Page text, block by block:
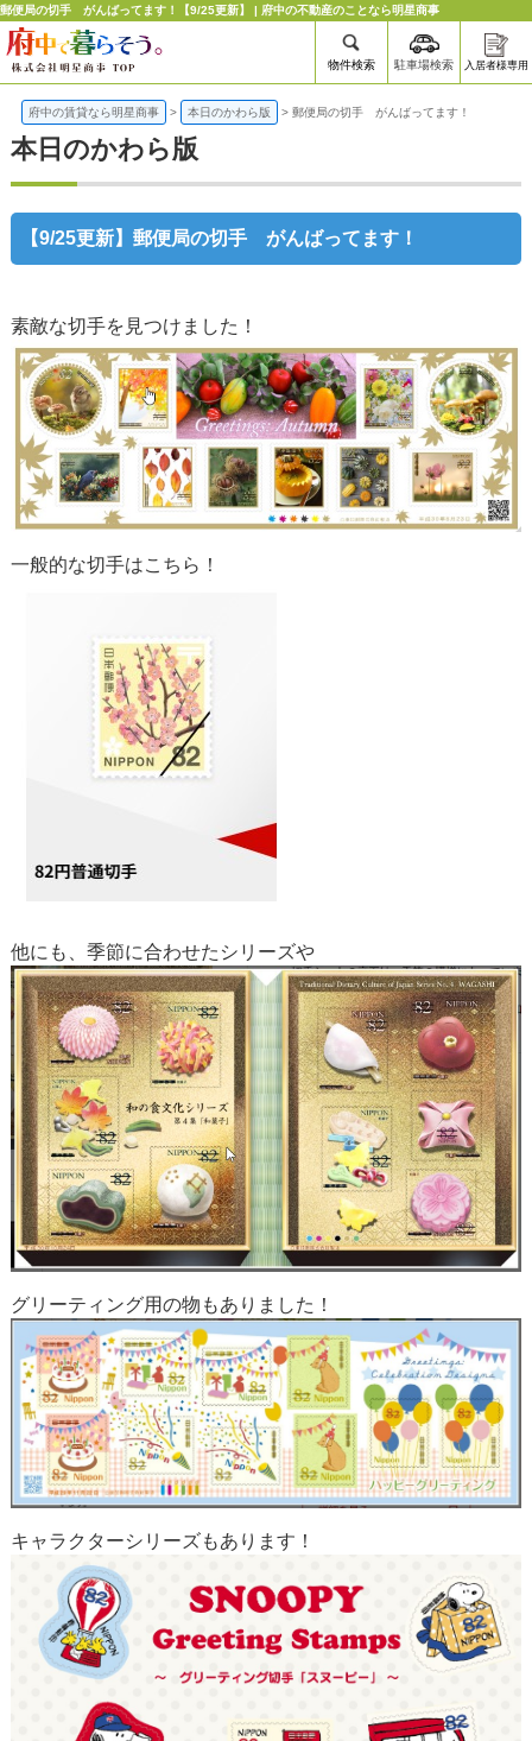
郵便局の切手 がんばってます！【9/25更新】 | 府中の不動産のことなら明星商事
物件検索 駐車場検索 入居者様専用
府中の賃貸なら明星商事 > 本日のかわら版 > 郵便局の切手 がんばってます！
本日のかわら版
【9/25更新】郵便局の切手 がんばってます！
素敵な切手を見つけました！
一般的な切手はこちら！
他にも、季節に合わせたシリーズや
グリーティング用の物もありました！
キャラクターシリーズもあります！